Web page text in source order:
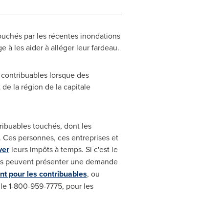
par les récentes inondations
à les aider à alléger leur fardeau.
lorsque des
la région de la capitale
touchés, dont les
personnes, ces entreprises et
leurs impôts à temps. Si c'est le
peuvent présenter une demande
pour les contribuables, ou
1-800-959-7775, pour les